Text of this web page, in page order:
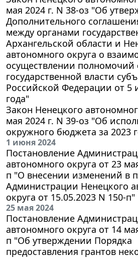
мая 2024 г. N 38-оз "Об
Дополнительного
между органами
Архангельской области и
автономного округа о
осуществлении полномочий
государственной власти
Российской Федерации от 5
года"
Закон Ненецкого
мая 2024 г. N 39-оз "Об
окружного бюджета за 2023
1 июня 2024
Постановление
автономного округа от 23
п "О внесении изменений в
Администрации Ненецкого
округа от 15.05.2023 N 150-п"
25 мая 2024
Постановление
автономного округа от 14
п "Об утверждении Порядка
предоставления грантов